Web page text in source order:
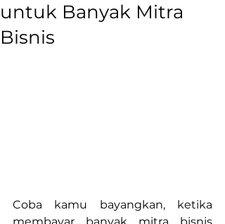
untuk Banyak Mitra
Bisnis
Coba kamu bayangkan, ketika